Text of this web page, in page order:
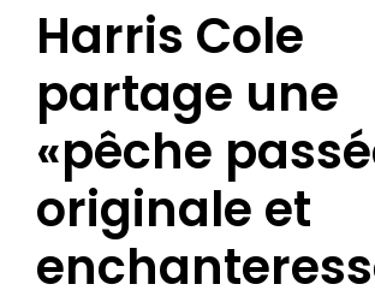
Harris Cole
partage une
«pêche
originale et